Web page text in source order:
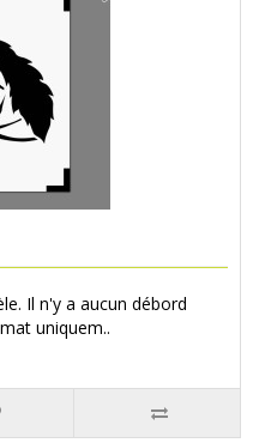
Il n'y a aucun débord
uniquem..